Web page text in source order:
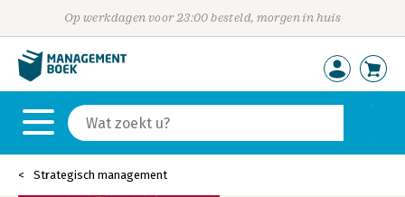
Op werkdagen voor 23:00 besteld, morgen in huis
Strategisch management